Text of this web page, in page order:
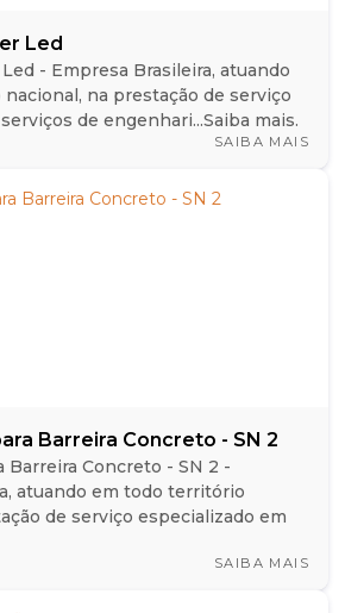
Led
- Empresa Brasileira, atuando
na prestação de serviço
de engenhari...Saiba mais.
SAIBA MAIS
Barreira Concreto - SN 2
Barreira Concreto - SN 2 -
atuando em todo território
de serviço especializado em
SAIBA MAIS